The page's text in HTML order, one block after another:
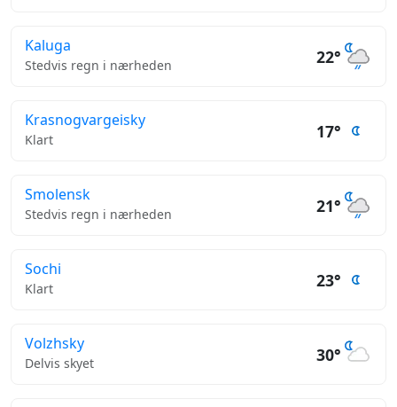
Kaluga
Stedvis regn i nærheden 22°
Krasnogvargeisky
Klart 17°
Smolensk
Stedvis regn i nærheden 21°
Sochi
Klart 23°
Volzhsky
Delvis skyet 30°